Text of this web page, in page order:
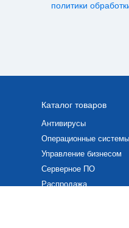
политики
Каталог товаров
Антивирусы
Операционные системы
Управление бизнесом
Серверное ПО
Распродажа